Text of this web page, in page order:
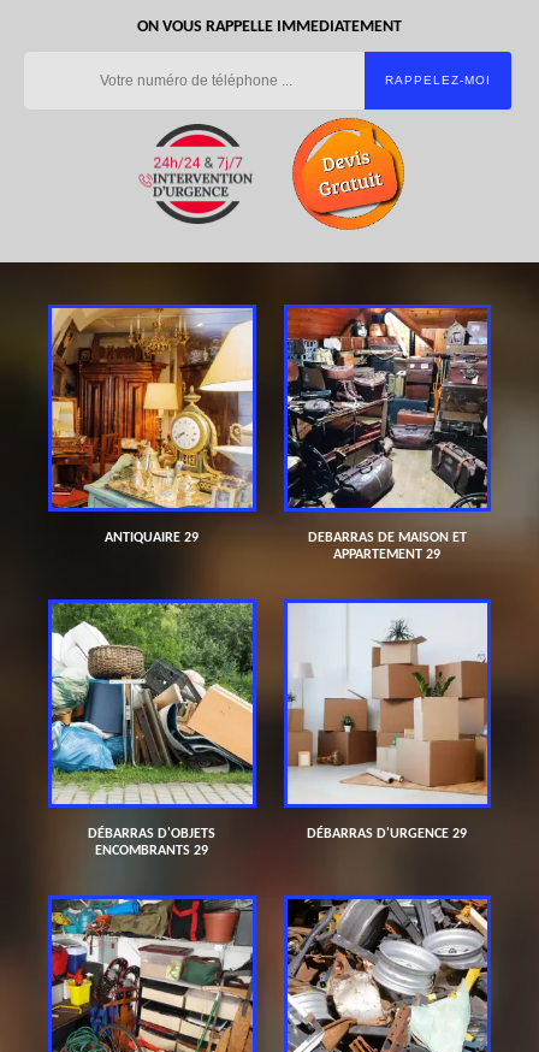
ON VOUS RAPPELLE IMMEDIATEMENT
ANTIQUAIRE 29
DEBARRAS DE MAISON ET
APPARTEMENT 29
DÉBARRAS D'OBJETS
ENCOMBRANTS 29
DÉBARRAS D'URGENCE 29